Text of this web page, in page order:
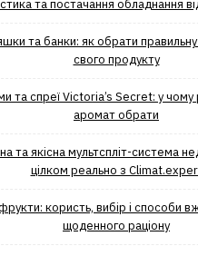
та постачання обладнання
та банки: як обрати
свого продукту
та спреї Victoria’s Secret: у чому
аромат обрати
та якісна мультспліт-система
цілком реально з
користь, вибір і способи
щоденного раціону